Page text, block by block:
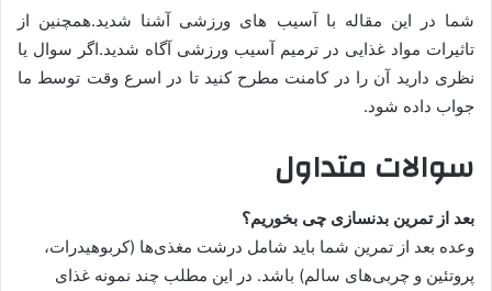
شما در این مقاله با آسیب های ورزشی آشنا شدید.همچنین از
تاثیرات مواد غذایی در ترمیم آسیب ورزشی آگاه شدید.اگر سوال یا
نظری دارید آن را در کامنت مطرح کنید تا در اسرع وقت توسط ما
جواب داده شود.
سوالات متداول
بعد از تمرین بدنسازی چی بخوریم؟
وعده بعد از تمرین شما باید شامل درشت مغذی‌ها (کربوهیدرات،
پروتئین و چربی‌های سالم) باشد. در این مطلب چند نمونه غذای